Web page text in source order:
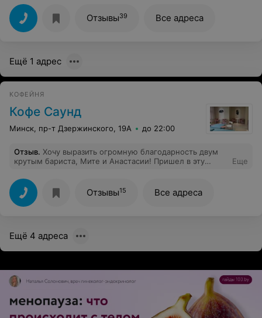
ценам. Фу-фу-фу.
Отзывы39 Все адреса
Ещё 1 адрес
КОФЕЙНЯ
Кофе Саунд
Минск, пр-т Дзержинского, 19А до 22:00
Отзыв. Хочу выразить огромную благодарность двум
крутым бариста, Мите и Анастасии! Пришел в эту
аж глаза разбежались)) Анастасия, увидев мою
растерянность, сразу же пришла на помощь) В общем,
остановились на мокачино и сэндвиче с ветчиной)
очень даже вкусненько! Так же порадовала уютная
Еще
Отзывы15 Все адреса
Ещё 4 адреса